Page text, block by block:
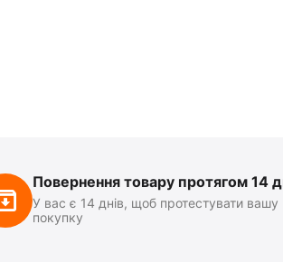
Повернення товару протягом 14
У вас є 14 днів, щоб протестувати вашу
покупку